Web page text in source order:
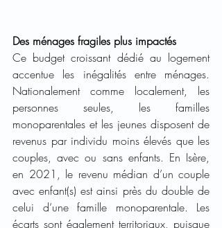
Des ménages fragiles plus impactés
Ce budget croissant dédié au logement
accentue les inégalités entre ménages.
Nationalement comme localement, les
personnes seules, les familles
monoparentales et les jeunes disposent de
revenus par individu moins élevés que les
couples, avec ou sans enfants. En Isère,
en 2021, le revenu médian d’un couple
avec enfant(s) est ainsi près du double de
celui d’une famille monoparentale. Les
écarts sont également territoriaux, puisque